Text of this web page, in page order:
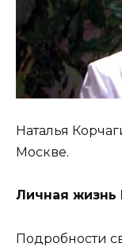
Наталья
Москве.
Личная жизнь
Подробности